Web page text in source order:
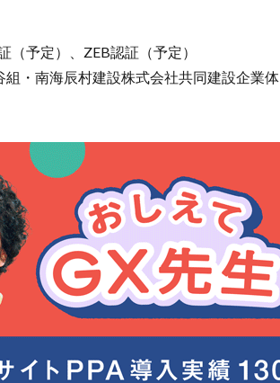
（予定）、ZEB認証（予定）
・南海辰村建設株式会社共同建設企業体